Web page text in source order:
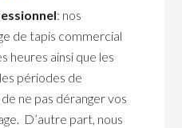
: nos
de tapis commercial
heures ainsi que les
périodes de
ne pas déranger vos
D’autre part, nous